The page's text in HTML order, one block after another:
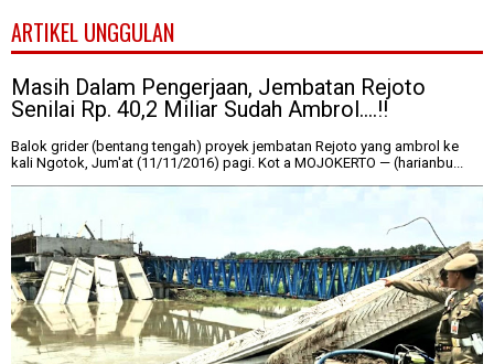
ARTIKEL UNGGULAN
Masih Dalam Pengerjaan, Jembatan Rejoto
Senilai Rp. 40,2 Miliar Sudah Ambrol....!!
Balok grider (bentang tengah) proyek jembatan Rejoto yang ambrol ke
kali Ngotok, Jum'at (11/11/2016) pagi. Kot a MOJOKERTO — (harianbu...